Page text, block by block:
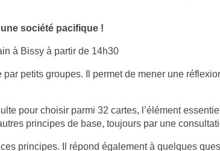
société pacifique !
à Bissy à partir de 14h30
par petits groupes. Il permet de mener une
pour choisir parmi 32 cartes, l’élément
principes de base, toujours par une
principes. Il répond également à quelques